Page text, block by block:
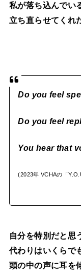
私が落ち込んでい
立ち直らせてくれ
Do you feel
Do you feel
You hear that
(2023年 VCHAの「
自分を特別だと思
代わりはいくらで
頭の中の声に耳を